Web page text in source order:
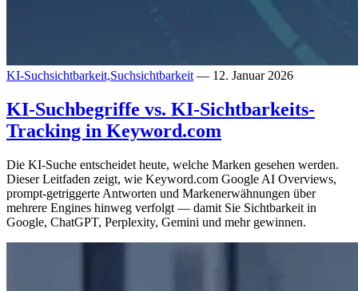
KI-Suchsichtbarkeit,Suchsichtbarkeit — 12. Januar 2026
KI-Suchbegriffe vs. KI-Sichtbarkeits-
Tracking in Keyword.com
Die KI-Suche entscheidet heute, welche Marken gesehen werden.
Dieser Leitfaden zeigt, wie Keyword.com Google AI Overviews,
prompt-getriggerte Antworten und Markenerwähnungen über
mehrere Engines hinweg verfolgt — damit Sie Sichtbarkeit in
Google, ChatGPT, Perplexity, Gemini und mehr gewinnen.